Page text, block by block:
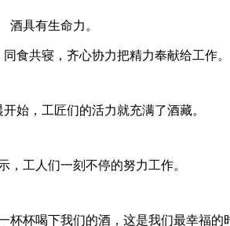
酒具有生命力。
食共寝，齐心协力把精力奉献给工作。
始，工匠们的活力就充满了酒藏。
，工人们一刻不停的努力工作。
杯杯喝下我们的酒，这是我们最幸福的